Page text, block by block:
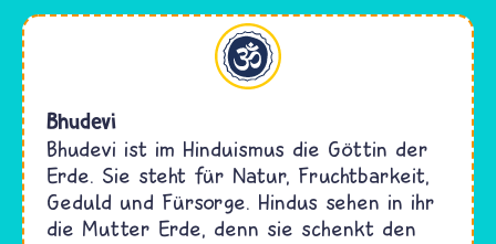
Bhudevi
Bhudevi ist im Hinduismus die Göttin der
Erde. Sie steht für Natur, Fruchtbarkeit,
Geduld und Fürsorge. Hindus sehen in ihr
die Mutter Erde, denn sie schenkt den